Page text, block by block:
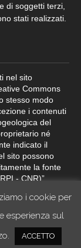
di soggetti terzi,
stati realizzati.
nel sito
Commons
stesso modo
i contenuti
del
né
indicato il
sito possono
la fonte
- CNR)”.
credits
i cookie per
esperienza sul
ACCETTO